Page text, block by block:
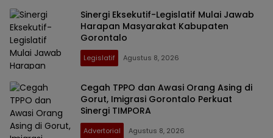
Sinergi Eksekutif-Legislatif Mulai Jawab
Harapan Masyarakat Kabupaten
Gorontalo
Legislatif Agustus 8, 2026
Cegah TPPO dan Awasi Orang Asing di
Gorut, Imigrasi Gorontalo Perkuat
Sinergi TIMPORA
Advertorial Agustus 8, 2026